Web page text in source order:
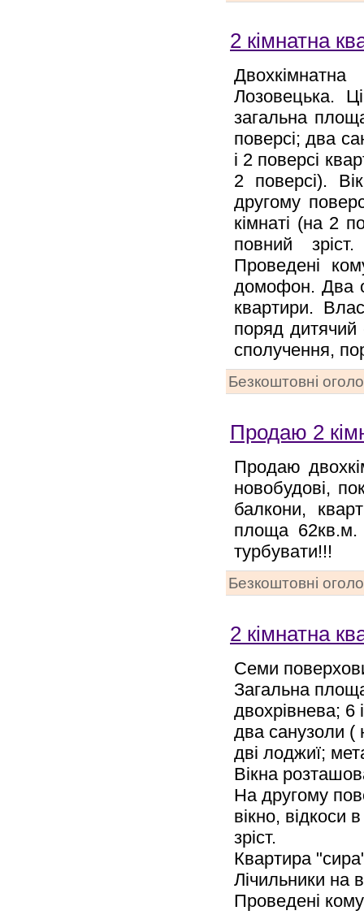
2 кімнатна
Лозовецька.
загальна
поверсі; два
і 2 поверсі
2 поверсі).
другому
кімнаті (на 2
повний
Проведені
домофон. Два
квартири.
поряд дитячий
сполучення,
Безкоштовні
Продаю 2
Продаю
новобудові,
балкони,
площа 62кв.м.
турбувати!!!
Безкоштовні
2 кімнатна
Семи
Загальна
двохрівнева; 6
два санузоли (
дві лоджиї;
Вікна
На другому
вікно, відкоси
зріст.
Квартира
Лічильники на
Проведені